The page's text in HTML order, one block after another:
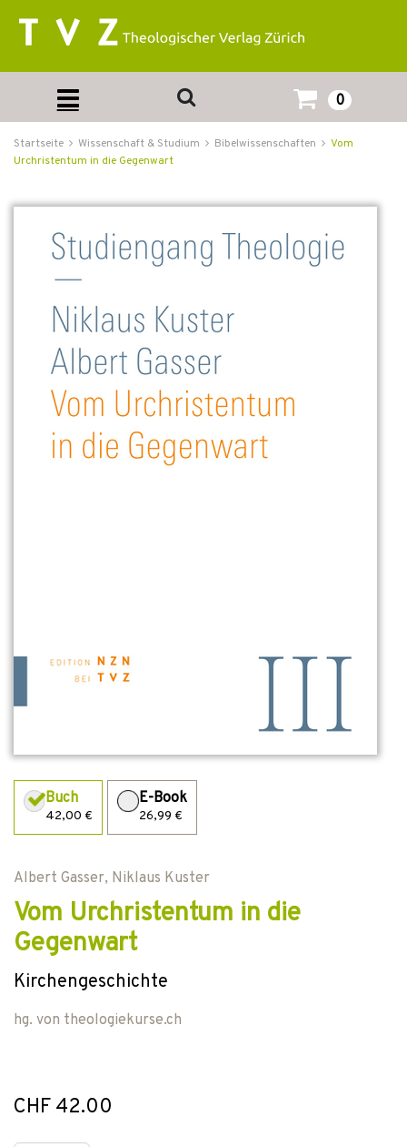
0
Startseite Wissenschaft & Studium Bibelwissenschaften
Vom
Urchristentum in die Gegenwart
Buch
42,00 €
E-Book
26,99 €
Albert Gasser, Niklaus Kuster
Vom Urchristentum in die
Gegenwart
Kirchengeschichte
hg. von theologiekurse.ch
CHF 42.00